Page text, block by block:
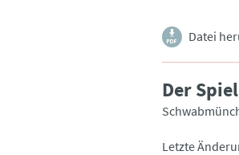
Datei
Der
Letzte